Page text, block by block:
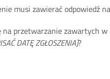
musi zawierać odpowiedź
na przetwarzanie zawartych
DATĘ ZGŁOSZENIA]?